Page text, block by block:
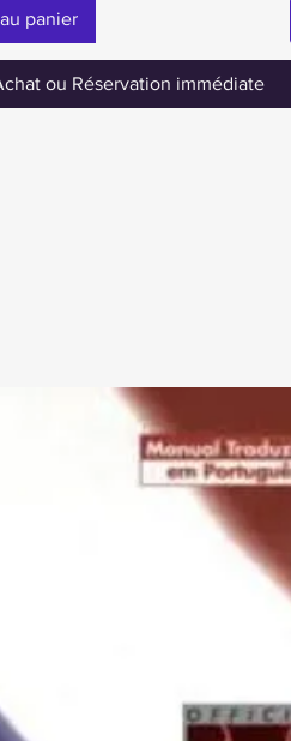
panier
ou Réservation immédiate